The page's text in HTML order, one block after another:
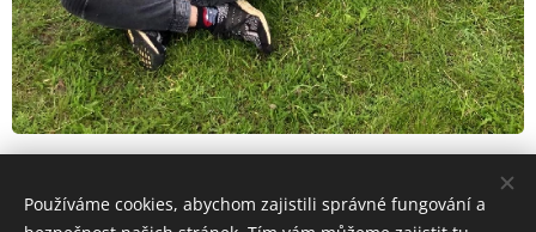
Používáme cookies, abychom zajistili správné fungování a